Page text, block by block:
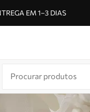
EM 1–3 DIAS